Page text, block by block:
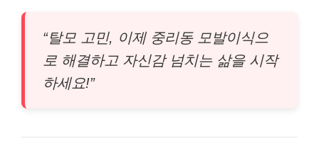
“탈모 고민, 이제 중리동 모발이식으
로 해결하고 자신감 넘치는 삶을 시작
하세요!”